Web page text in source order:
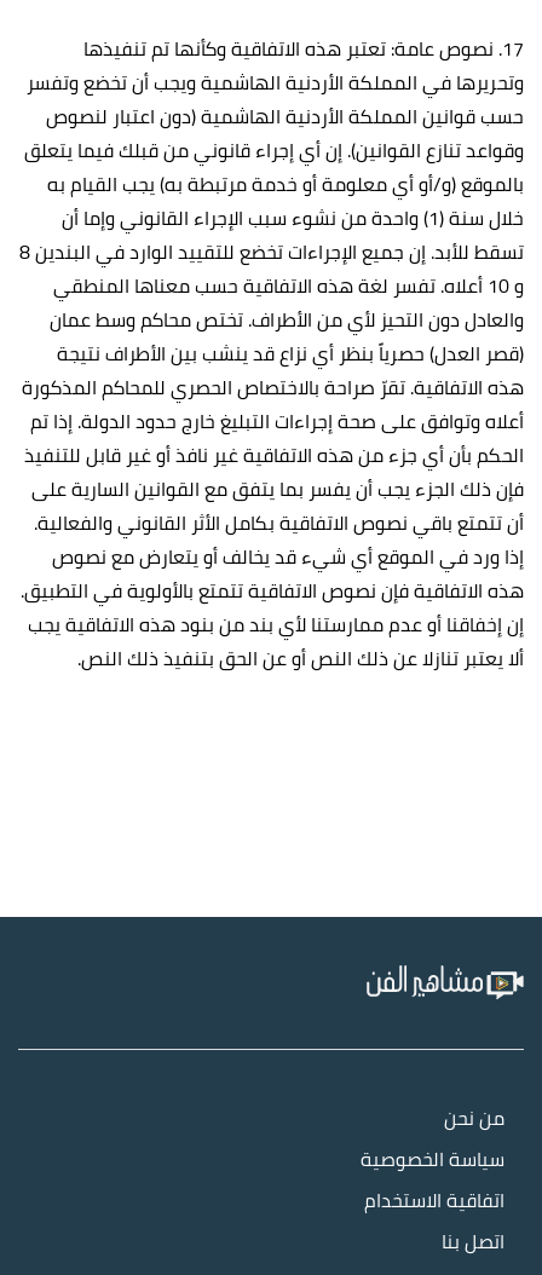
17. نصوص عامة: تعتبر هذه الاتفاقية وكأنها تم تنفيذها
وتحريرها في المملكة الأردنية الهاشمية ويجب أن تخضع وتفسر
حسب قوانين المملكة الأردنية الهاشمية (دون اعتبار لنصوص
وقواعد تنازع القوانين). إن أي إجراء قانوني من قبلك فيما يتعلق
بالموقع (و/أو أي معلومة أو خدمة مرتبطة به) يجب القيام به
خلال سنة (1) واحدة من نشوء سبب الإجراء القانوني وإما أن
تسقط للأبد. إن جميع الإجراءات تخضع للتقييد الوارد في البندين 8
و 10 أعلاه. تفسر لغة هذه الاتفاقية حسب معناها المنطقي
والعادل دون التحيز لأي من الأطراف. تختص محاكم وسط عمان
(قصر العدل) حصرياً بنظر أي نزاع قد ينشب بين الأطراف نتيجة
هذه الاتفاقية. تقرّ صراحة بالاختصاص الحصري للمحاكم المذكورة
أعلاه وتوافق على صحة إجراءات التبليغ خارج حدود الدولة. إذا تم
الحكم بأن أي جزء من هذه الاتفاقية غير نافذ أو غير قابل للتنفيذ
فإن ذلك الجزء يجب أن يفسر بما يتفق مع القوانين السارية على
أن تتمتع باقي نصوص الاتفاقية بكامل الأثر القانوني والفعالية.
إذا ورد في الموقع أي شيء قد يخالف أو يتعارض مع نصوص
هذه الاتفاقية فإن نصوص الاتفاقية تتمتع بالأولوية في التطبيق.
إن إخفاقنا أو عدم ممارستنا لأي بند من بنود هذه الاتفاقية يجب
ألا يعتبر تنازلا عن ذلك النص أو عن الحق بتنفيذ ذلك النص.
من نحن
سياسة الخصوصية
اتفاقية الاستخدام
اتصل بنا